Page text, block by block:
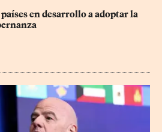
en desarrollo a adoptar la